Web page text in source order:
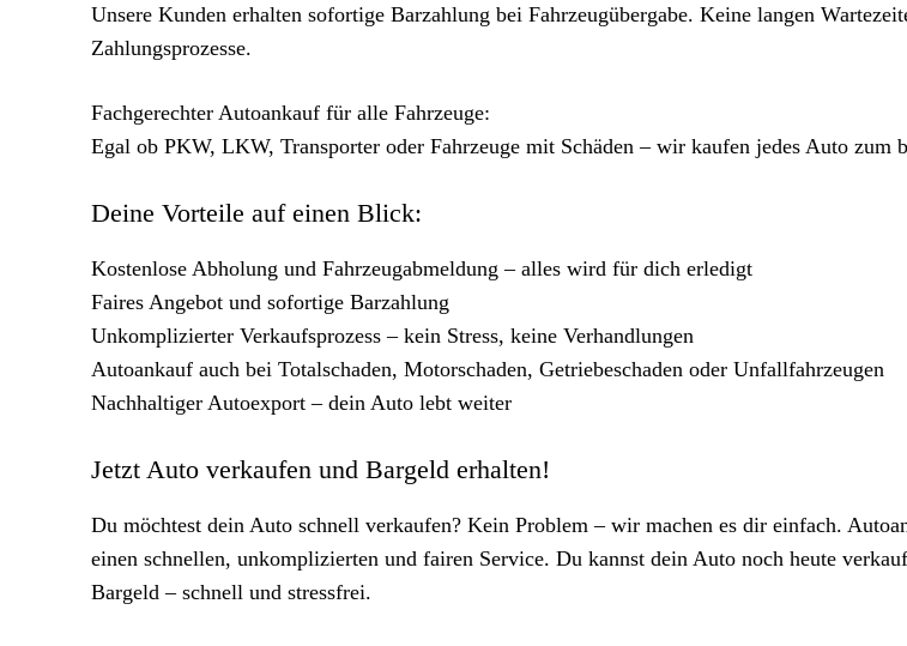
Unsere Kunden erhalten sofortige Barzahlung bei Fahrzeugübergabe. Keine langen
Zahlungsprozesse.
Fachgerechter Autoankauf für alle Fahrzeuge:
Egal ob PKW, LKW, Transporter oder Fahrzeuge mit Schäden – wir kaufen jedes Auto zum
Deine Vorteile auf einen Blick:
Kostenlose Abholung und Fahrzeugabmeldung – alles wird für dich erledigt
Faires Angebot und sofortige Barzahlung
Unkomplizierter Verkaufsprozess – kein Stress, keine Verhandlungen
Autoankauf auch bei Totalschaden, Motorschaden, Getriebeschaden oder Unfallfahrzeugen
Nachhaltiger Autoexport – dein Auto lebt weiter
Jetzt Auto verkaufen und Bargeld erhalten!
Du möchtest dein Auto schnell verkaufen? Kein Problem – wir machen es dir einfach.
einen schnellen, unkomplizierten und fairen Service. Du kannst dein Auto noch heute
Bargeld – schnell und stressfrei.